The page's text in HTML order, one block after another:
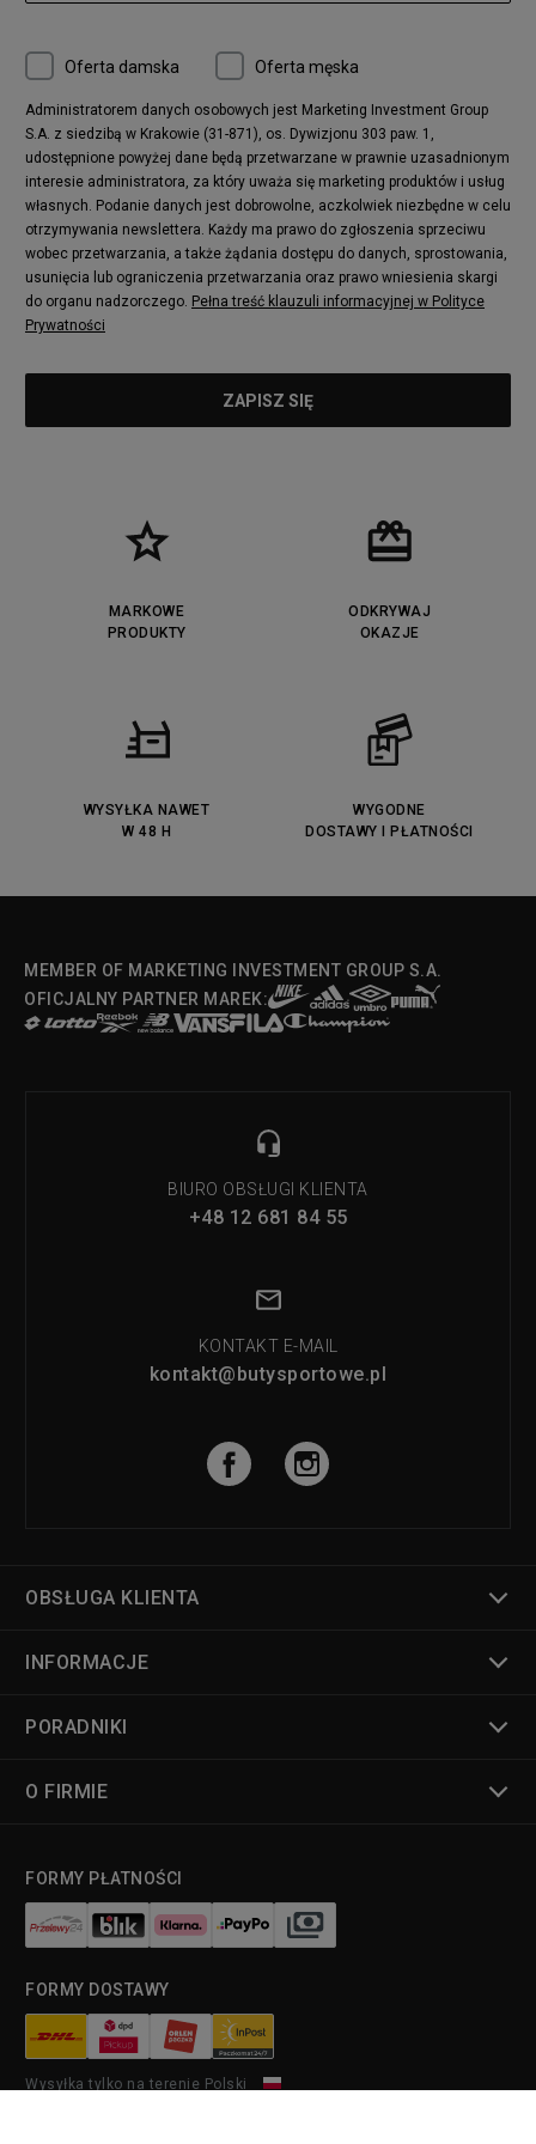
Oferta damska Oferta męska
Administratorem danych osobowych jest Marketing Investment Group
S.A. z siedzibą w Krakowie (31-871), os. Dywizjonu 303 paw. 1,
udostępnione powyżej dane będą przetwarzane w prawnie uzasadnionym
interesie administratora, za który uważa się marketing produktów i usług
własnych. Podanie danych jest dobrowolne, aczkolwiek niezbędne w celu
otrzymywania newslettera. Każdy ma prawo do zgłoszenia sprzeciwu
wobec przetwarzania, a także żądania dostępu do danych, sprostowania,
usunięcia lub ograniczenia przetwarzania oraz prawo wniesienia skargi
do organu nadzorczego. Pełna treść klauzuli informacyjnej w Polityce
Prywatności
MARKOWE
PRODUKTY
ODKRYWAJ
OKAZJE
WYSYŁKA NAWET
W 48 H
WYGODNE
DOSTAWY I PŁATNOŚCI
MEMBER OF MARKETING INVESTMENT GROUP S.A.
OFICJALNY PARTNER MAREK:
BIURO OBSŁUGI KLIENTA
+48 12 681 84 55
KONTAKT E-MAIL
kontakt@butysportowe.pl
OBSŁUGA KLIENTA
INFORMACJE
PORADNIKI
O FIRMIE
FORMY PŁATNOŚCI
FORMY DOSTAWY
Wysyłka tylko na terenie Polski